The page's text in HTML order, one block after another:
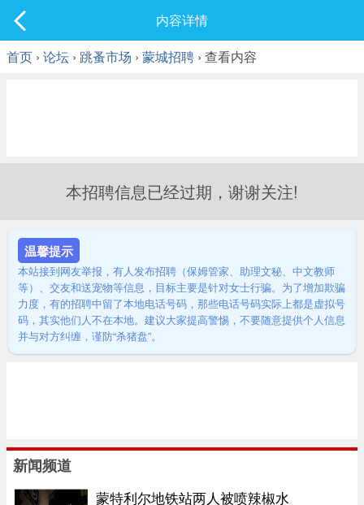
最新发表
内容详情
首页 › 论坛 › 跳蚤市场 › 蒙城招聘 › 查看内容
本招聘信息已经过期，谢谢关注!
温馨提示
本站接到网友举报，有人发布招聘（保姆管家、助理文秘、中文教师
等）、交友和送宠物等信息，目标主要是针对女士行骗。为了增加欺骗
力度，有的招聘中留了本地电话号码，那些电话号码实际上都是虚拟号
码，其实他们人不在本地。建议大家提高警惕，不要随意提供个人信息
并与对方纠缠，谨防“杀猪盘”。
新闻频道
蒙特利尔地铁站两人被喷辣椒水